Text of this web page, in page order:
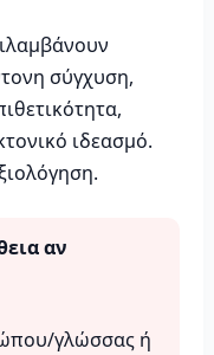
σύγχυση,
ιδεασμό.
αν
γλώσσας ή